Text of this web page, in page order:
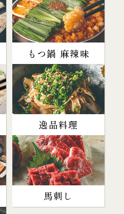
もつ鍋 麻辣味
逸品料理
馬刺し